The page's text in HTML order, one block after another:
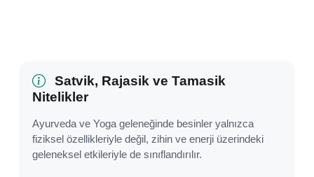
Satvik, Rajasik ve Tamasik
Nitelikler
Ayurveda ve Yoga geleneğinde besinler yalnızca
fiziksel özellikleriyle değil, zihin ve enerji üzerindeki
geleneksel etkileriyle de sınıflandırılır.